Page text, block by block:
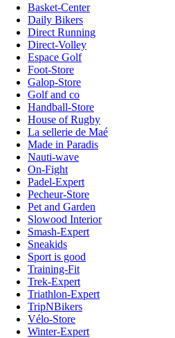
Basket-Center
Daily Bikers
Direct Running
Direct-Volley
Espace Golf
Foot-Store
Galop-Store
Golf and co
Handball-Store
House of Rugby
La sellerie de Maé
Made in Paradis
Nauti-wave
On-Fight
Padel-Expert
Pecheur-Store
Pet and Garden
Slowood Interior
Smash-Expert
Sneakids
Sport is good
Training-Fit
Trek-Expert
Triathlon-Expert
TripNBikers
Vélo-Store
Winter-Expert